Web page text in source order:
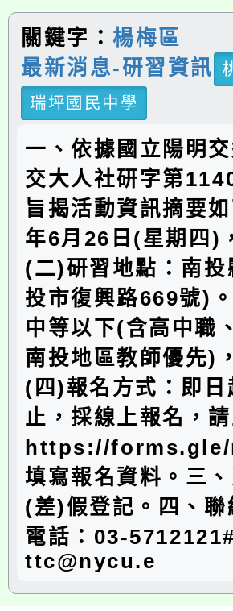
關鍵字： 楊梅區
最新消息-研習資訊
瑞坪國民中學
一、依據國立陽明
交大人社研字第
旨揭活動資訊摘要
年6月26日(星期四)
(二)研習地點：南
投市復興路669號)
中等以下(含高中職
南投地區教師優先)
(四)報名方式：即
止，採線上報名，
https://forms.gle/
填寫報名資料。三
(差)假登記。四、
電話：03-
ttc@nycu.e